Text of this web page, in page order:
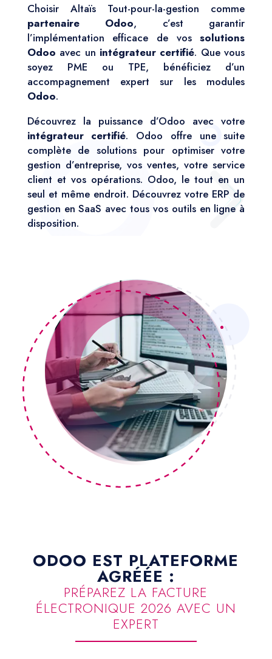
Choisir Altaïs Tout-pour-la-gestion comme
partenaire Odoo, c’est garantir
l’implémentation efficace de vossolutions
Odoo avec un intégrateur certifié. Que vous
soyez PME ou TPE, bénéficiez d’un
accompagnement expert sur les modules
Odoo.
Découvrez la puissance d’Odoo avec votre
intégrateur certifié. Odoo offre une suite
complète de solutions pour optimiser votre
gestion d’entreprise, vos ventes, votre service
client et vos opérations. Odoo, le tout en un
seul et même endroit. Découvrez votre ERP de
gestion en SaaS avec tous vos outils en ligne à
disposition.
ODOO EST PLATEFORME
AGRÉÉE :
PRÉPAREZ LA FACTURE
ÉLECTRONIQUE 2026 AVEC UN
EXPERT